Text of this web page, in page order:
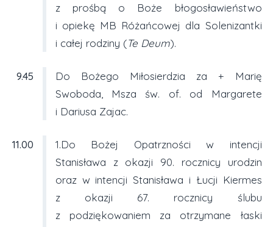
z prośbą o Boże błogosławieństwo
i opiekę MB Różańcowej dla Solenizantki
i całej rodziny (Te Deum).
9.45
Do Bożego Miłosierdzia za + Marię
Swoboda, Msza św. of. od Margarete
i Dariusa Zajac.
11.00
1.Do Bożej Opatrzności w intencji
Stanisława z okazji 90. rocznicy urodzin
oraz w intencji Stanisława i Łucji Kiermes
z okazji 67. rocznicy ślubu
z podziękowaniem za otrzymane łaski